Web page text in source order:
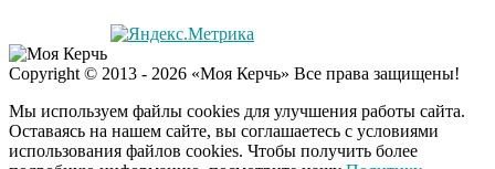
Борисовой душил ее
из-за макарон
Copyright © 2013 - 2026 «Моя Керчь» Все права защищены!
Мы используем файлы cookies для улучшения работы сайта.
Оставаясь на нашем сайте, вы соглашаетесь с условиями
использования файлов cookies. Чтобы получить более